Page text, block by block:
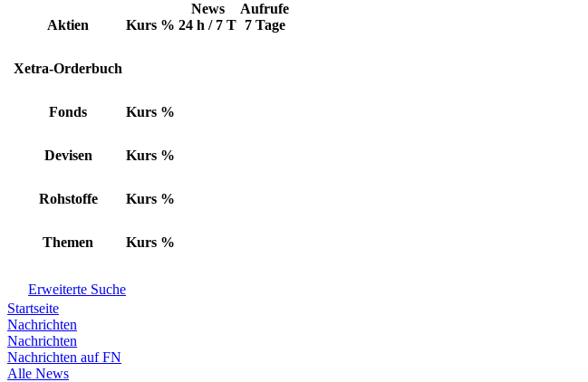
Aktien Kurs %
News
24 h / 7 T
Aufrufe
7 Tage
Xetra-Orderbuch
Fonds Kurs %
Devisen Kurs %
Rohstoffe Kurs %
Themen Kurs %
Erweiterte Suche
Startseite
Nachrichten
Nachrichten
Nachrichten auf FN
Alle News